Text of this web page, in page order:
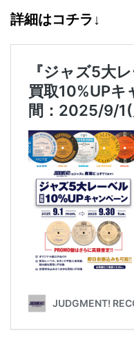
詳細はコチラ↓